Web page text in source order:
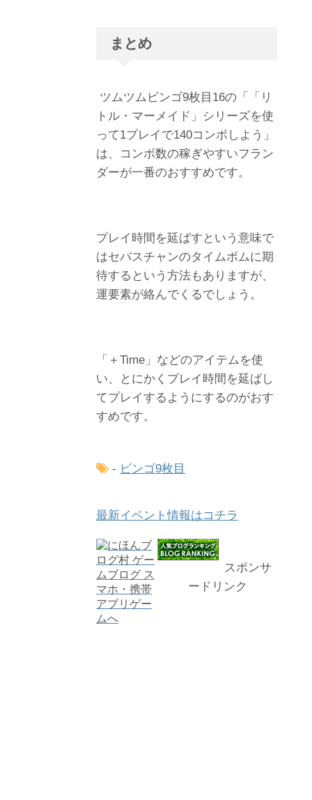
まとめ
ツムツムビンゴ9枚目16の「「リ
トル・マーメイド」シリーズを使
って1プレイで140コンボしよう」
は、コンボ数の稼ぎやすいフラン
ダーが一番のおすすめです。
プレイ時間を延ばすという意味で
はセバスチャンのタイムボムに期
待するという方法もありますが、
運要素が絡んでくるでしょう。
「＋Time」などのアイテムを使
い、とにかくプレイ時間を延ばし
てプレイするようにするのがおす
すめです。
- ビンゴ9枚目
最新イベント情報はコチラ
スポンサ
ードリンク